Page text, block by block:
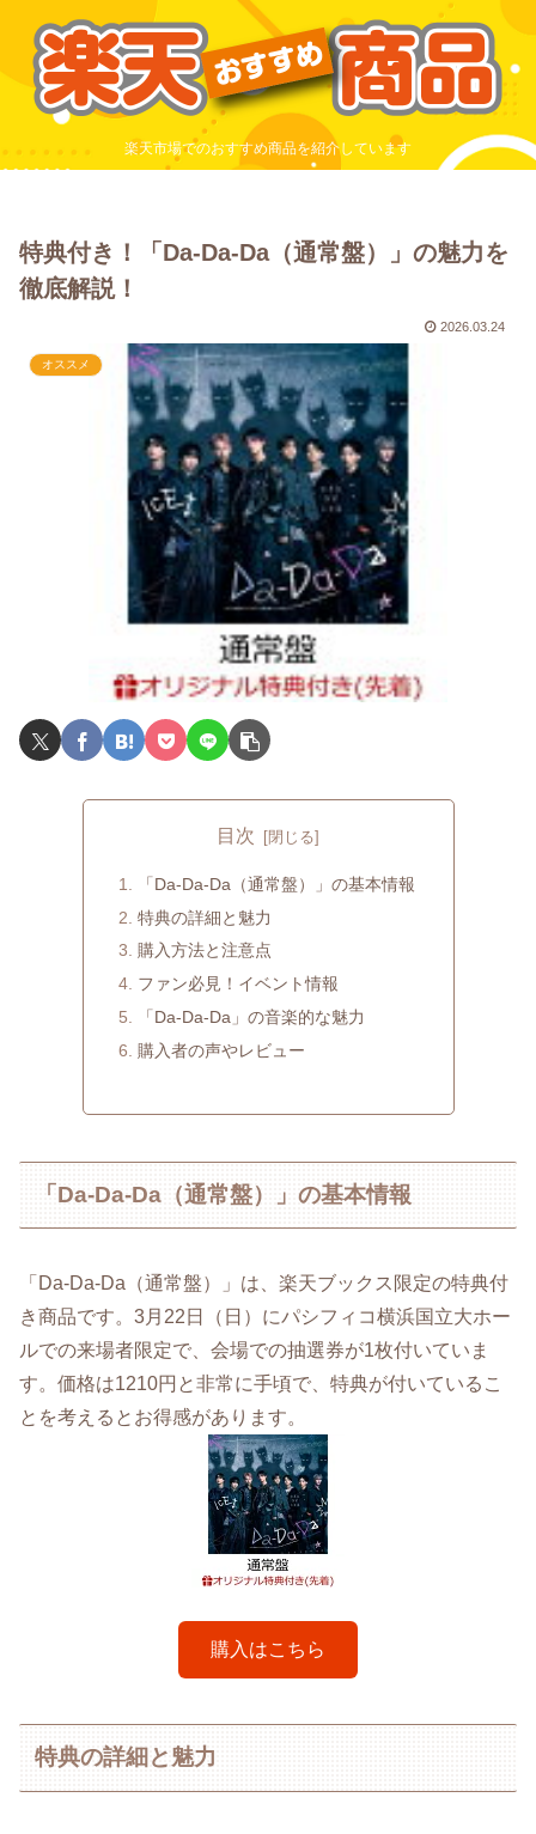
楽天市場でのおすすめ商品を紹介しています
特典付き！「Da-Da-Da（通常盤）」の魅力を
徹底解説！
2026.03.24
オススメ
目次
「Da-Da-Da（通常盤）」の基本情報
特典の詳細と魅力
購入方法と注意点
ファン必見！イベント情報
「Da-Da-Da」の音楽的な魅力
購入者の声やレビュー
「Da-Da-Da（通常盤）」の基本情報
「Da-Da-Da（通常盤）」は、楽天ブックス限定の特典付
き商品です。3月22日（日）にパシフィコ横浜国立大ホー
ルでの来場者限定で、会場での抽選券が1枚付いていま
す。価格は1210円と非常に手頃で、特典が付いているこ
とを考えるとお得感があります。
購入はこちら
特典の詳細と魅力